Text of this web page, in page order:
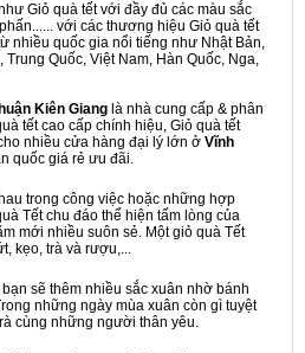
Giỏ quà tết với đầy đủ các màu sắc
với các thương hiệu Giỏ quà tết
nhiều quốc gia nổi tiếng như Nhật Bản,
Quốc, Việt Nam, Hàn Quốc, Nga,
Kiên Giang là nhà cung cấp & phân
tết cao cấp chính hiệu, Giỏ quà tết
nhiều cửa hàng đại lý lớn ở Vĩnh
quốc giá rẻ ưu đãi.
trong công việc hoặc những hợp
Tết chu đáo thể hiện tấm lòng của
mới nhiều suôn sẻ. Một giỏ quà Tết
kẹo, trà và rượu,...
sẽ thêm nhiều sắc xuân nhờ bánh
những ngày mùa xuân còn gì tuyệt
cùng những người thân yêu.